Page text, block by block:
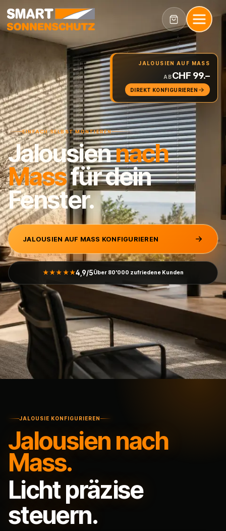
JALOUSIEN AUF MASS
ABCHF 99.–
DIREKT KONFIGURIEREN
EINFACH SELBST MONTIEREN
Jalousiennach
Massfür dein
Fenster.
JALOUSIEN AUF MASS KONFIGURIEREN
★★★★★4,9/5Über 80'000 zufriedene Kunden
JALOUSIE KONFIGURIEREN
Jalousien nach
Mass.
Licht präzise
steuern.